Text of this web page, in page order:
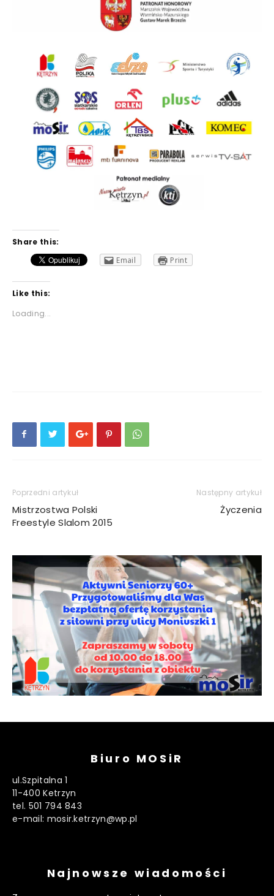
Share this:
Email
Print
Like this:
Loading...
Poprzedni artykuł
Mistrzostwa Polski
Freestyle Slalom 2015
Następny artykuł
Życzenia
Biuro MOSiR
ul.Szpitalna 1
11-400 Ketrzyn
tel. 501 794 843
e-mail: mosir.ketrzyn@wp.pl
Najnowsze wiadomości